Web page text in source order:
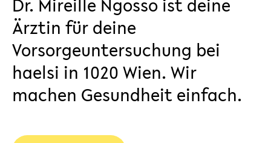
Dr. Mireille Ngosso ist deine
Ärztin für deine
Vorsorgeuntersuchung bei
haelsi in 1020 Wien. Wir
machen Gesundheit einfach.